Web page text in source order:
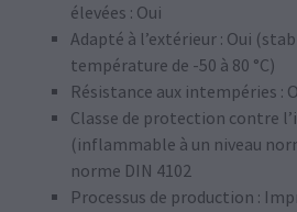
élevées : Oui
Adapté à l’extérieur : Oui
température de -50 à 80 °C)
Résistance aux intempéries :
Classe de protection contre
(inflammable à un niveau
norme DIN 4102
Processus de production :